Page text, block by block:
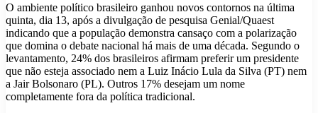
O ambiente político brasileiro ganhou novos contornos na última
quinta, dia 13, após a divulgação de pesquisa Genial/Quaest
indicando que a população demonstra cansaço com a polarização
que domina o debate nacional há mais de uma década. Segundo o
levantamento, 24% dos brasileiros afirmam preferir um presidente
que não esteja associado nem a Luiz Inácio Lula da Silva (PT) nem
a Jair Bolsonaro (PL). Outros 17% desejam um nome
completamente fora da política tradicional.